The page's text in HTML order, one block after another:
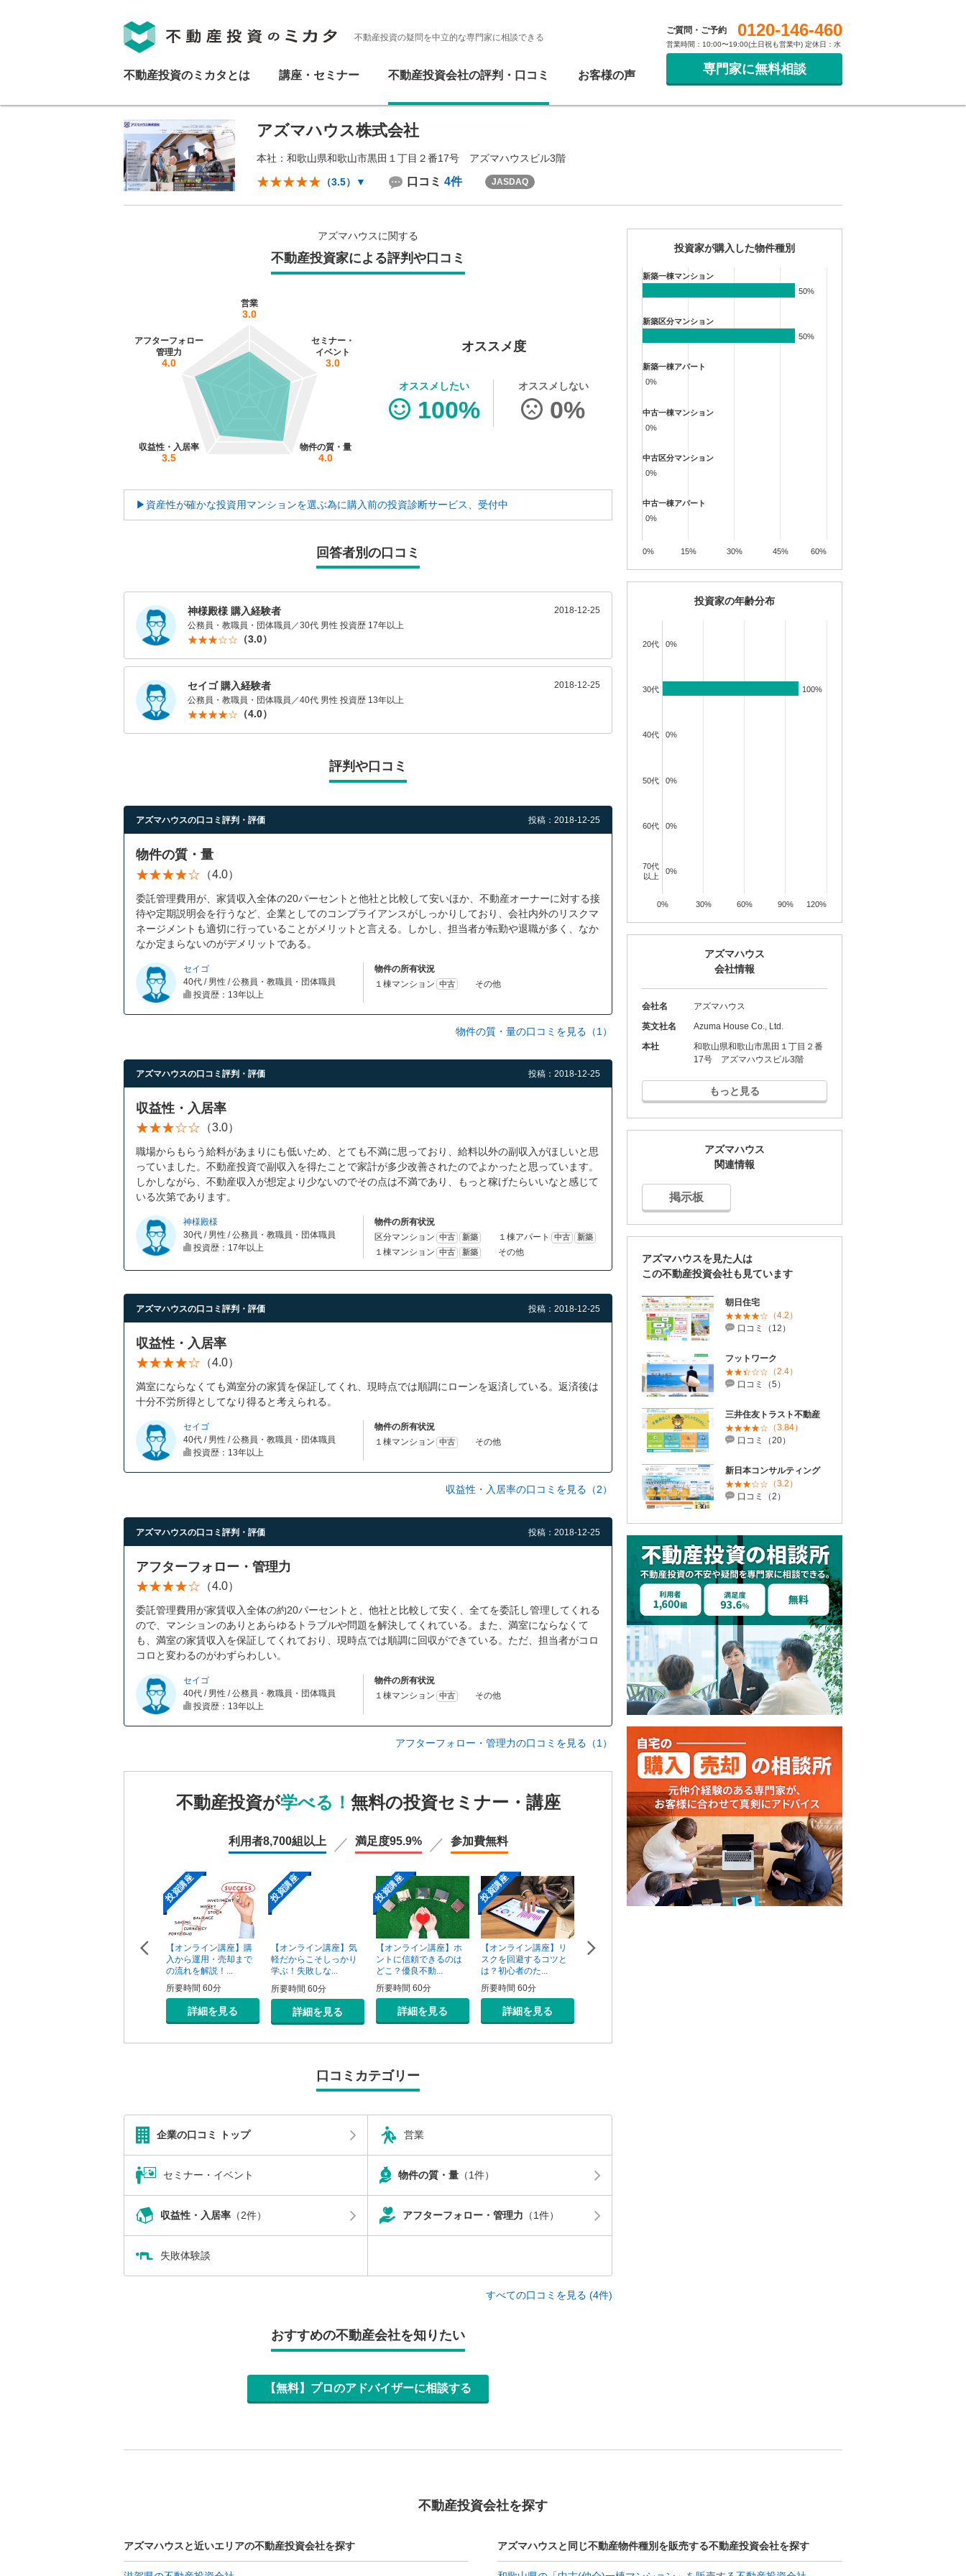
不動産投資の疑問を中立的な専門家に相談できる
不動産投資のミカタとは 講座・セミナー 不動産投資会社の評判・口コミ お客様の声 専門家に無料相談
ご質問・ご予約 0120-146-460
営業時間：10:00〜19:00(土日祝も営業中) 定休日：水
アズマハウス株式会社
本社：和歌山県和歌山市黒田１丁目２番17号 アズマハウスビル3階
（3.5） ▼ 口コミ 4件 JASDAQ
アズマハウスに関する
不動産投資家による評判や口コミ
営業
3.0
セミナー・
イベント
3.0
物件の質・量
4.0
収益性・入居率
3.5
アフターフォロー
管理力
4.0
オススメ度
オススメしたい
100%
オススメしない
0%
▶資産性が確かな投資用マンションを選ぶ為に購入前の投資診断サービス、受付中
回答者別の口コミ
神様殿様 購入経験者
公務員・教職員・団体職員／30代 男性 投資歴 17年以上
（3.0）
2018-12-25
セイゴ 購入経験者
公務員・教職員・団体職員／40代 男性 投資歴 13年以上
（4.0）
2018-12-25
評判や口コミ
アズマハウスの口コミ評判・評価 投稿：2018-12-25
物件の質・量
（4.0）
委託管理費用が、家賃収入全体の20パーセントと他社と比較して安いほか、不動産オーナーに対する接
待や定期説明会を行うなど、企業としてのコンプライアンスがしっかりしており、会社内外のリスクマ
ネージメントも適切に行っていることがメリットと言える。しかし、担当者が転勤や退職が多く、なか
なか定まらないのがデメリットである。
セイゴ
40代 / 男性 / 公務員・教職員・団体職員
投資歴：13年以上
物件の所有状況
１棟マンション 中古 その他
物件の質・量の口コミを見る（1）
アズマハウスの口コミ評判・評価 投稿：2018-12-25
収益性・入居率
（3.0）
職場からもらう給料があまりにも低いため、とても不満に思っており、給料以外の副収入がほしいと思
っていました。不動産投資で副収入を得たことで家計が多少改善されたのでよかったと思っています。
しかしながら、不動産収入が想定より少ないのでその点は不満であり、もっと稼げたらいいなと感じて
いる次第であります。
神様殿様
30代 / 男性 / 公務員・教職員・団体職員
投資歴：17年以上
物件の所有状況
区分マンション 中古 新築 １棟アパート 中古 新築
１棟マンション 中古 新築 その他
アズマハウスの口コミ評判・評価 投稿：2018-12-25
収益性・入居率
（4.0）
満室にならなくても満室分の家賃を保証してくれ、現時点では順調にローンを返済している。返済後は
十分不労所得としてなり得ると考えられる。
セイゴ
40代 / 男性 / 公務員・教職員・団体職員
投資歴：13年以上
物件の所有状況
１棟マンション 中古 その他
収益性・入居率の口コミを見る（2）
アズマハウスの口コミ評判・評価 投稿：2018-12-25
アフターフォロー・管理力
（4.0）
委託管理費用が家賃収入全体の約20パーセントと、他社と比較して安く、全てを委託し管理してくれる
ので、マンションのありとあらゆるトラブルや問題を解決してくれている。また、満室にならなくて
も、満室の家賃収入を保証してくれており、現時点では順調に回収ができている。ただ、担当者がコロ
コロと変わるのがわずらわしい。
セイゴ
40代 / 男性 / 公務員・教職員・団体職員
投資歴：13年以上
物件の所有状況
１棟マンション 中古 その他
アフターフォロー・管理力の口コミを見る（1）
不動産投資が学べる！ 無料の投資セミナー・講座
利用者8,700組以上 満足度95.9% 参加費無料
【オンライン講座】次
投資講座
【オンライン講座】購
入から運用・売却まで
の流れを解説！...
所要時間 60分
詳細を見る
投資講座
【オンライン講座】気
軽だからこそしっかり
学ぶ！失敗しな...
所要時間 60分
詳細を見る
投資講座
【オンライン講座】ホ
ントに信頼できるのは
どこ？優良不動...
所要時間 60分
詳細を見る
投資講座
【オンライン講座】リ
スクを回避するコツと
は？初心者のた...
所要時間 60分
詳細を見る
【オンライン講座】投
投資講座 投資講座
口コミカテゴリー
企業の口コミ トップ 営業
セミナー・イベント 物件の質・量 （1件）
収益性・入居率 （2件） アフターフォロー・管理力 （1件）
失敗体験談
すべての口コミを見る (4件)
おすすめの不動産会社を知りたい
【無料】プロのアドバイザーに相談する
投資家が購入した物件種別
50%
50%
50%
50%
0%
0%
0%
0%
0%
0%
0%
0%
新築一棟マンション
新築区分マンション
新築一棟アパート
中古一棟マンション
中古区分マンション
中古一棟アパート
0% 15% 30% 45% 60%
投資家の年齢分布
0%
0%
100%
100%
0%
0%
0%
0%
0%
0%
0%
0%
20代
30代
40代
50代
60代
70代
以上
0% 30% 60% 90% 120%
アズマハウス
会社情報
会社名
アズマハウス
英文社名
Azuma House Co., Ltd.
本社
和歌山県和歌山市黒田１丁目２番
17号 アズマハウスビル3階
もっと見る
アズマハウス
関連情報
掲示板
アズマハウスを見た人は
この不動産投資会社も見ています
朝日住宅
（4.2）
口コミ（12）
フットワーク
（2.4）
口コミ（5）
三井住友トラスト不動産
（3.84）
口コミ（20）
新日本コンサルティング
（3.2）
口コミ（2）
不動産投資会社を探す
アズマハウスと近いエリアの不動産投資会社を探す アズマハウスと同じ不動産物件種別を販売する不動産投資会社を探す